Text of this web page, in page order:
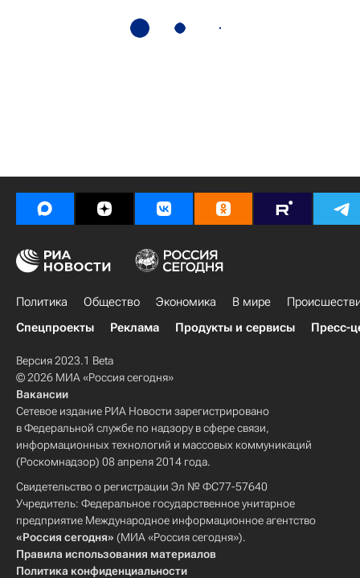
Политика Общество Экономика В мире
Спецпроекты
Реклама Продукты и сервисы Пресс-
Версия 2023.1 Beta
© 2026 МИА «Россия сегодня»
Вакансии
Сетевое издание РИА Новости зарегистрировано
в Федеральной службе по надзору в сфере связи,
информационных технологий и массовых коммуникаций
(Роскомнадзор) 08 апреля 2014 года.
Свидетельство о регистрации Эл № ФС77-57640
Учредитель: Федеральное государственное унитарное
предприятие Международное информационное агентство
«Россия сегодня» (МИА «Россия сегодня»).
Правила использования материалов
Политика конфиденциальности